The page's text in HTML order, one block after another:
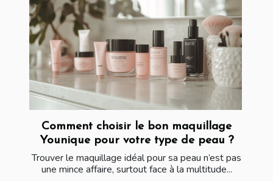
Comment choisir le bon maquillage
Younique pour votre type de peau ?
Trouver le maquillage idéal pour sa peau n’est pas
une mince affaire, surtout face à la multitude...